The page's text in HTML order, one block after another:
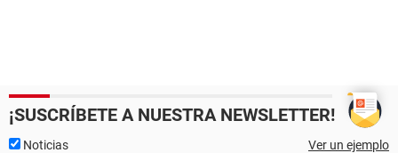
¡SUSCRÍBETE A NUESTRA NEWSLETTER!
Noticias Ver un ejemplo